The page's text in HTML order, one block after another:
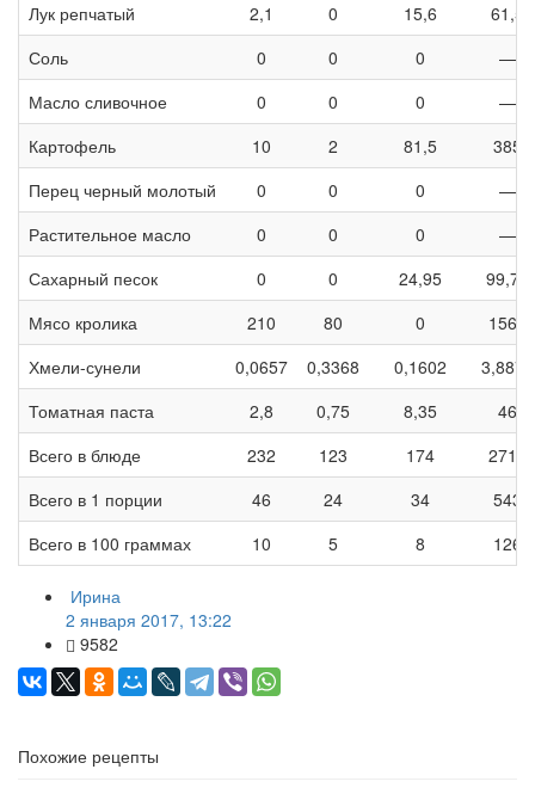
Лук репчатый
2,1 0 15,6
61,5
Соль
0 0 0
—
Масло сливочное
0 0 0
—
Картофель
10 2 81,5
385
Перец черный молотый
0 0 0
—
Растительное масло
0 0 0
—
Сахарный песок
0 0 24,95
99,75
Мясо кролика
210 80 0
1560
Хмели-сунели
0,0657 0,3368 0,1602
3,8877
Томатная паста
2,8 0,75 8,35
46
Всего в блюде
232 123 174
2716
Всего в 1 порции
46 24 34
543
Всего в 100 граммах
10 5 8 126
Ирина
2 января 2017, 13:22
9582
Похожие рецепты